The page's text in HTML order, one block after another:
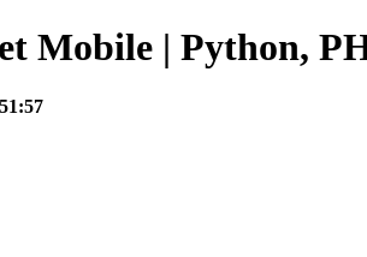
Mobile | Python,